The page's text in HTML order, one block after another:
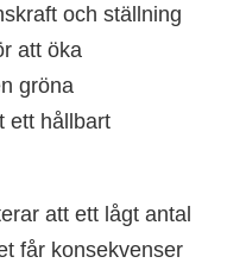
och ställning
att öka
gröna
ett hållbart
att ett lågt antal
får konsekvenser